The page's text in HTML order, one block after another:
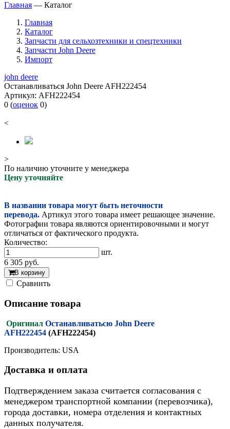
Главная — Каталог
Главная
Каталог
Запчасти для сельхозтехники и спецтехники
Запчасти John Deere
Импорт
john deere
Останавливаться John Deere AFH222454
Артикул: AFH222454
0 (оценок 0)
<
>
По наличию уточните у менеджера
Цену уточняйте
В названии товара могут быть неточности
перевода. Артикул этого товара имеет решающее значение.
Фотографии товара являются ориентировочными и могут
отличаться от фактического продукта.
Количество:
шт.
6 305 руб.
В корзину
Cравнить
Описание товара
Оригинал Останавливатьсю John Deere
AFH222454 (AFH222454)
Производитель: USA
Доставка и оплата
Подтверждением заказа считается согласования с
менеджером транспортной компании (перевозчика),
города доставки, номера отделения и контактных
данных получателя.